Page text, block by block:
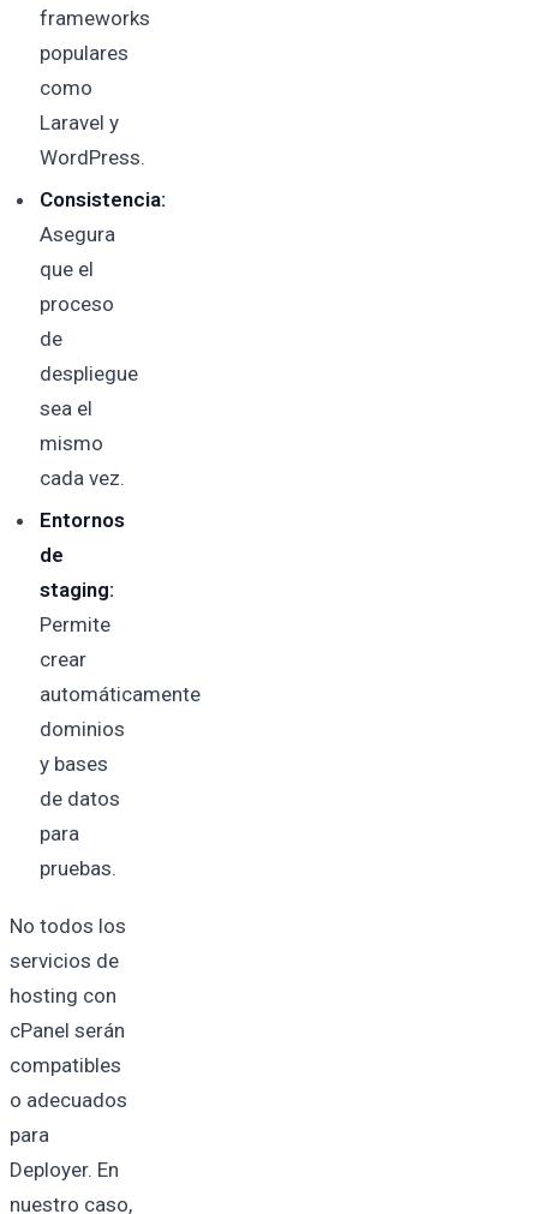
frameworks
populares
como
Laravel y
WordPress.
Consistencia:
Asegura
que el
proceso
de
despliegue
sea el
mismo
cada vez.
Entornos
de
staging:
Permite
crear
automáticamente
dominios
y bases
de datos
para
pruebas.
No todos los
servicios de
hosting con
cPanel serán
compatibles
o adecuados
para
Deployer. En
nuestro caso,